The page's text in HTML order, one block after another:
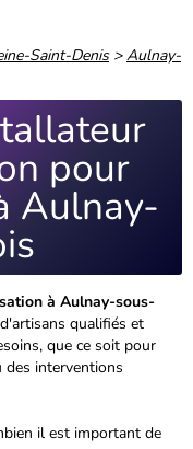
Saint-Denis>Aulnay-
pour
Aulnay-
à Aulnay-sous-
qualifiés et
que ce soit pour
des interventions
il est important de